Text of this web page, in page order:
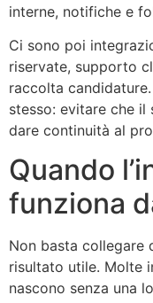
interne, notifiche e
Ci sono poi
riservate, supporto
raccolta
stesso: evitare che
dare continuità al
Quando
funziona
Non basta collegare
risultato utile. Molte
nascono senza una